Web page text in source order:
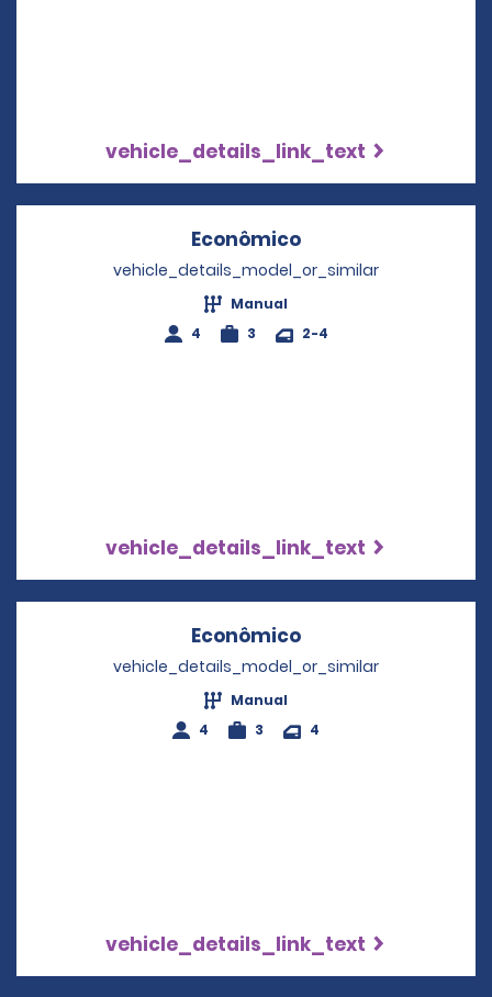
vehicle_details_link_text
Econômico
vehicle_details_model_or_similar
Manual
4
3 2-4
vehicle_details_link_text
Econômico
vehicle_details_model_or_similar
Manual
4
3 4
vehicle_details_link_text